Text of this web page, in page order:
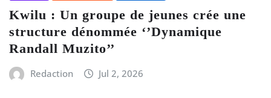
Kwilu : Un groupe de jeunes crée une
structure dénommée ‘’Dynamique
Randall Muzito’’
Redaction Jul 2, 2026